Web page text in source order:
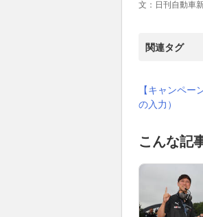
文：日刊自動車
関連タグ
【キャンペ
の入力）
こんな記